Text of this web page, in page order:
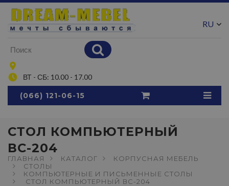
ВТ - СБ: 10.00 - 17.00
RU
(066) 121-06-15
СТОЛ КОМПЬЮТЕРНЫЙ
ВС-204
ГЛАВНАЯ КАТАЛОГ
КОРПУСНАЯ МЕБЕЛЬ
СТОЛЫ
КОМПЬЮТЕРНЫЕ И ПИСЬМЕННЫЕ СТОЛЫ
СТОЛ КОМПЬЮТЕРНЫЙ ВС-204